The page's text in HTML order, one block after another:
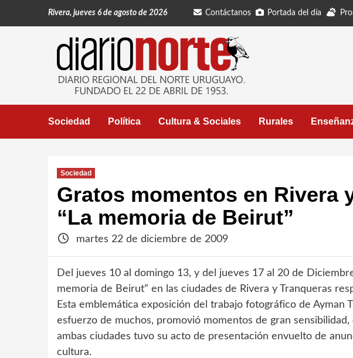
Rivera, jueves 6 de agosto de 2026 Contáctanos Portada del día
Sociedad Política Cultura & Sociales Rurales
Sociedad
Gratos momentos en Rivera
“La memoria de Beirut”
martes 22 de diciembre de 2009
Del jueves 10 al domingo 13, y del jueves 17 al 20 de
memoria de Beirut” en las ciudades de Rivera y Tranqueras
Esta emblemática exposición del trabajo fotográfico de Ayman
esfuerzo de muchos, promovió momentos de gran
ambas ciudades tuvo su acto de presentación envuelto de
cultura.